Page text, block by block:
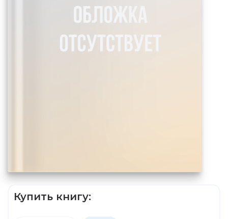
Купить книгу: